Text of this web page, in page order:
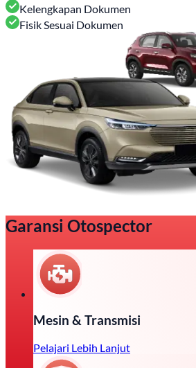
Kelengkapan Dokumen
Fisik Sesuai Dokumen
Garansi Otospector
Mesin & Transmisi
Pelajari Lebih Lanjut